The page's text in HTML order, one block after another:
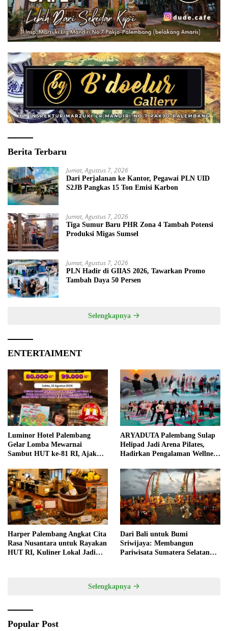
Berita Terbaru
Jumat, Agustus 7, 2026
Dari Perjalanan ke Kantor, Pegawai PLN UID
S2JB Pangkas 15 Ton Emisi Karbon
Jumat, Agustus 7, 2026
Tiga Sumur Baru PHR Zona 4 Tambah Potensi
Produksi Migas Sumsel
Jumat, Agustus 7, 2026
PLN Hadir di GIIAS 2026, Tawarkan Promo
Tambah Daya 50 Persen
Selengkapnya
ENTERTAIMENT
Luminor Hotel Palembang
Gelar Lomba Mewarnai
Sambut HUT ke-81 RI, Ajak
ARYADUTA Palembang Sulap
Helipad Jadi Arena Pilates,
Hadirkan Pengalaman Wellness
Harper Palembang Angkat Cita
Rasa Nusantara untuk Rayakan
HUT RI, Kuliner Lokal Jadi
Dari Bali untuk Bumi
Sriwijaya: Membangun
Pariwisata Sumatera Selatan
Selengkapnya
Popular Post